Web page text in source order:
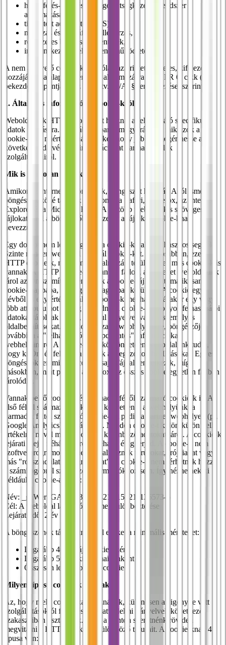
hozzáférés-kezelési és jogosultságkezelési rendszer
alkalmazása,
titkosított adatátvitel (TLS),
naplózás és hozzáférés-ellenőrzés,
rendszeres biztonsági mentések,
incidenskezelési eljárásrend működtetése.
A nem alapvető cookie-k kizárólag az érintett előzetes, kifejezett
hozzájárulása alapján kerülnek alkalmazásra a GDPR 6. cikk (1)
bekezdés a) pontja és az Eker. tv. 13/A. § rendelkezései szerint.
1. Általános információk a cookie-król
Weboldalunk HTTP cookie-kat használ a felhasználó specifikus
adatok tárolására. Az alábbiakban elmagyarázzuk, mik azok a
cookie-k, és miért használjuk őket, hogy jobban megérthesse a
következő adatvédelmi információkat harmadik felek
szolgáltatásairól.
Mik is pontosan a cookie-k?
Amikor az interneten böngészik, böngészőt használ. A jól ismert
böngészők közé tartozik a Chrome, a Safari, a Firefox, az Internet
Explorer és a Microsoft Edge. A legtöbb webhely kis szöveges
fájlokat tárol a böngészőben. Ezeket a fájlokat cookie-knak
nevezzük.
Egy dolgot nem lehet tagadni: a cookie-k valóban hasznos segítők.
Szinte minden weboldal használ cookie-kat. Pontosabban, ezek
HTTP cookie-k, mivel más alkalmazási területekhez más cookie-k is
vannak. A HTTP cookie-k olyan kis fájlok, amelyeket weboldalunk
tárol az Ön számítógépén. Ezek a cookie-fájlok automatikusan a
cookie-mappába, a böngésző "agyába" kerülnek. A cookie egy
névből és egy értékből áll. A cookie-k meghatározásakor egy vagy
több attribútumot is meg kell adni. A cookie-k bizonyos felhasználói
adatokat tárolnak Önről, például a nyelvet vagy a személyes
oldalbeállításokat. Amikor visszatér webhelyünkre, böngészője
továbbítja a "felhasználóval kapcsolatos" információkat
webhelyünkre. A cookie-knak köszönhetően weboldalunk tudja,
hogy ki Ön, és felajánlja Önnek a megszokott beállításokat. Egyes
böngészőkben minden cookie saját fájllal rendelkezik, míg
másokban, mint például a Firefox, az összes cookie egyetlen fájlban
tárolódik.
Vannak belső cookie-k és harmadik féltől származó cookie-k is. Az
első féltől származó cookie-kat közvetlenül a webhelyünk, a
harmadik féltől származó cookie-kat pedig a partner webhelyek (pl.
Google Analytics) hozzák létre. Minden cookie-t külön-külön kell
értékelni, mivel minden cookie különböző adatokat tárol. A cookie-k
lejárati ideje néhány perctől néhány évig terjed. A cookie-k nem
szoftverprogramok, és nem tartalmaznak vírusokat, trójaiakat vagy
más "rosszindulatú programokat". A cookie-k nem férhetnek hozzá
a számítógépről származó információkhoz sem. Így nézhetnek ki
például a cookie-adatok:
Név: _gaWert:GA1.2.1326744211.152211136573-6
Cél: A weboldal látogatóinak megkülönböztetése
Lejárati idő: 2 év után
A böngészőnek támogatnia kell ezeket a minimális méreteket:
Legalább 4096 bájt cookie-nként
Legalább 50 cookie domainenként
Összesen legalább 3000 cookie
Milyen típusú cookie-k vannak?
Az, hogy mely cookie-kat használjuk, különösen az igénybe vett
szolgáltatásoktól függ, és az adatvédelmi irányelvek következő
szakaszaiban tisztázódik. Ezen a ponton szeretnénk röviden
megvitatni a HTTP cookie-k különböző típusait. A cookie-knak 4
típusa van: